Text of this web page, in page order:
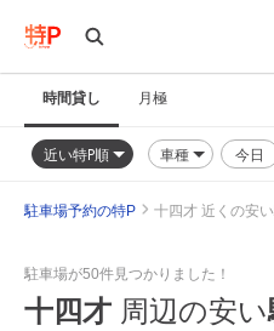
時間貸し 月極
近い特P順 車種 今日
駐車場予約の特P 十四才 近くの安
駐車場が50件見つかりました！
十四才 周辺の安い